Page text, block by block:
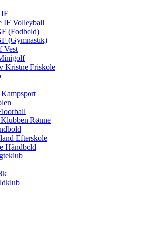
IF Volleyball
(Fodbold)
(Gymnastik)
Vest
Kristne Friskole
Rønne
Efterskole
Håndbold